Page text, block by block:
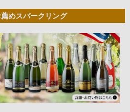
めスパークリング